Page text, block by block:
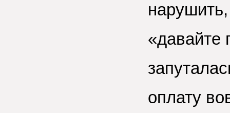
оплату